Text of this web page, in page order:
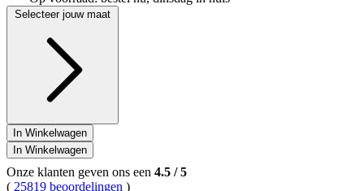
Selecteer jouw maat
In Winkelwagen
In Winkelwagen
Onze klanten geven ons een 4.5 /5
( 25819 beoordelingen )